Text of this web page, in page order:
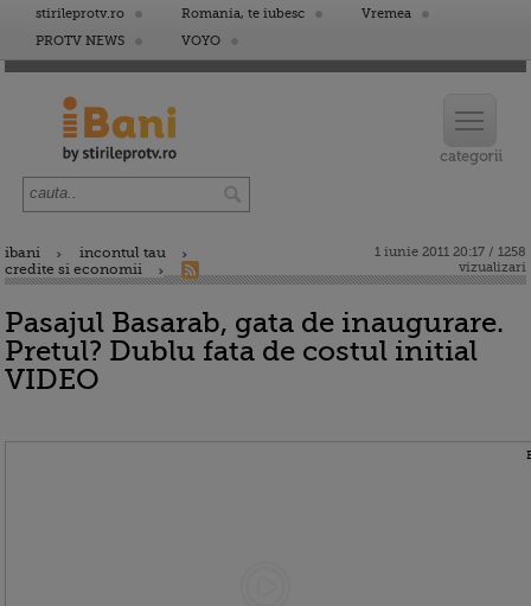
stirileprotv.ro Romania, te iubesc
Vremea
PROTV NEWS
VOYO
ibani
incontul tau
credite si economii
1 iunie 2011 20:17 / 1258
vizualizari
Pasajul Basarab, gata de inaugurare.
Pretul? Dublu fata de costul initial
VIDEO